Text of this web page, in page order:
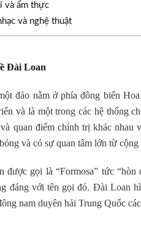
và ẩm thực
và nghệ thuật
Đài Loan
đảo nằm ở phía đông biển
và là một trong các hệ thống
quan điểm chính trị khác
và có sự quan tâm lớn từ cộng
gọi là “Formosa” tức
đáng với tên gọi đó. Đài Loan
nam duyên hải Trung Quốc